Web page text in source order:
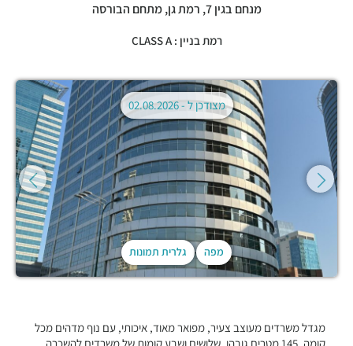
מנחם בגין 7, רמת גן,מתחם הבורסה
רמת בניין : CLASS A
מפה גלרית תמונות
מצודכן ל -02.08.2026
מגדל משרדים מעוצב צעיר, מפואר מאוד, איכותי, עם נוף מדהים מכל